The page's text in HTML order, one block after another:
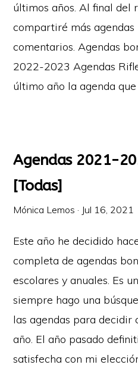
últimos años. Al final del
compartiré más
comentarios. Agendas
2022-2023 Agendas
último año la agenda
Agendas 2021-
[Todas]
Mónica Lemos · Jul 16, 2021
Este año he decidido
completa de agendas
escolares y anuales. Es
siempre hago una
las agendas para decidir
año. El año pasado
satisfecha con mi